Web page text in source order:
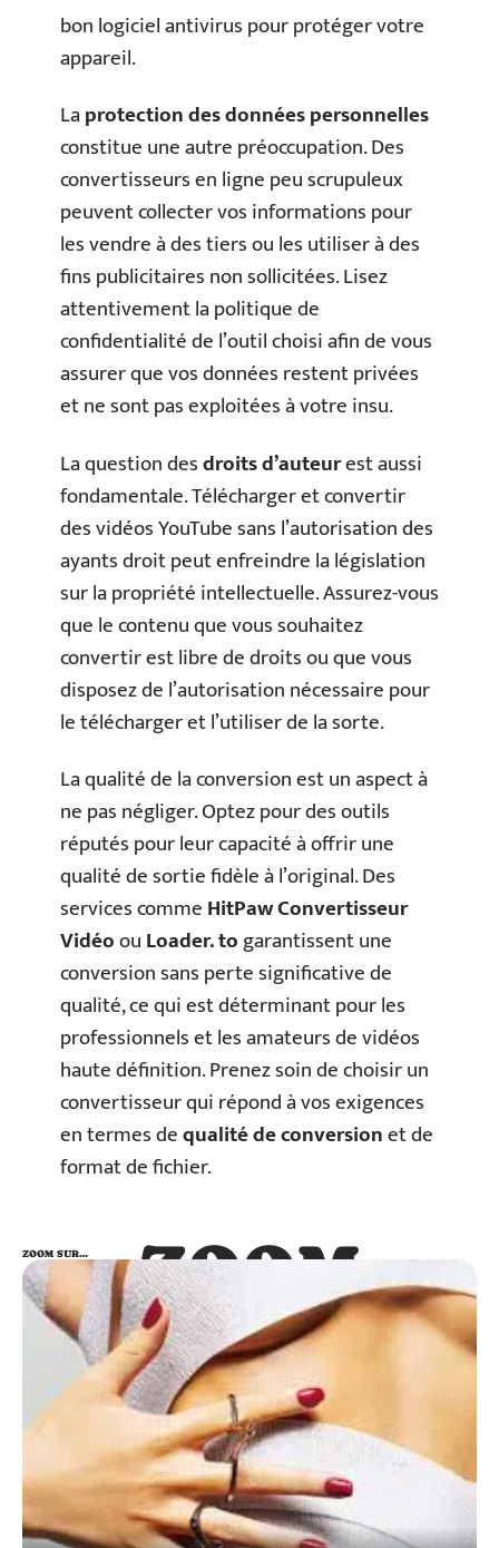
bon logiciel antivirus pour protéger votre
appareil.
Laprotection des données personnelles
constitue une autre préoccupation. Des
convertisseurs en ligne peu scrupuleux
peuvent collecter vos informations pour
les vendre à des tiers ou les utiliser à des
fins publicitaires non sollicitées. Lisez
attentivement la politique de
confidentialité de l’outil choisi afin de vous
assurer que vos données restent privées
et ne sont pas exploitées à votre insu.
La question desdroits d’auteurest aussi
fondamentale. Télécharger et convertir
des vidéos YouTube sans l’autorisation des
ayants droit peut enfreindre la législation
sur la propriété intellectuelle. Assurez-vous
que le contenu que vous souhaitez
convertir est libre de droits ou que vous
disposez de l’autorisation nécessaire pour
le télécharger et l’utiliser de la sorte.
La qualité de la conversion est un aspect à
ne pas négliger. Optez pour des outils
réputés pour leur capacité à offrir une
qualité de sortie fidèle à l’original. Des
services commeHitPaw Convertisseur
VidéoouLoader. togarantissent une
conversion sans perte significative de
qualité, ce qui est déterminant pour les
professionnels et les amateurs de vidéos
haute définition. Prenez soin de choisir un
convertisseur qui répond à vos exigences
en termes dequalité de conversionet de
format de fichier.
ZOOM
SUR…
ZOOM SUR…